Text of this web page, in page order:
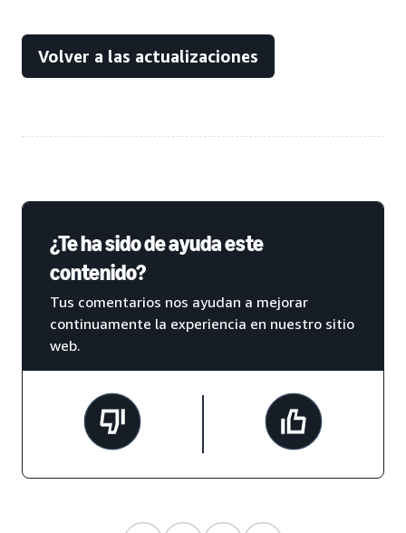
Volver a las actualizaciones
¿Te ha sido de ayuda este
contenido?
Tus comentarios nos ayudan a mejorar
continuamente la experiencia en nuestro sitio
web.